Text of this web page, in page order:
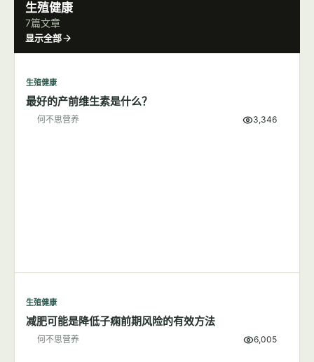
生殖健康
7篇文章
显示全部
生殖健康
最好的产前维生素是什么？
何不思营养 3,346
生殖健康
减肥可能是降低子痫前期风险的有效方法
何不思营养 6,005